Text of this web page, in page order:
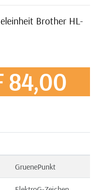
Brother HL-
84,00
GruenePunkt